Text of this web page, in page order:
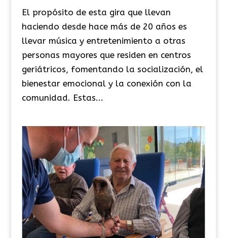
El propósito de esta gira que llevan
haciendo desde hace más de 20 años es
llevar música y entretenimiento a otras
personas mayores que residen en centros
geriátricos, fomentando la socialización, el
bienestar emocional y la conexión con la
comunidad. Estas...